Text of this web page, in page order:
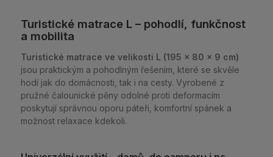
Turistické matrace L – pohodlí, funkčnost
a mobilita
Turistické matrace ve velikosti L (195 × 80 × 9 cm)
jsou praktickým a pohodlným řešením, které se skvěle
hodí jak do domácnosti, tak i na cesty. Vyrobené z
pružné čalounické pěny odolné proti deformacím
poskytují správnou oporu páteři, komfortní spánek a
možnost relaxace kdekoli.